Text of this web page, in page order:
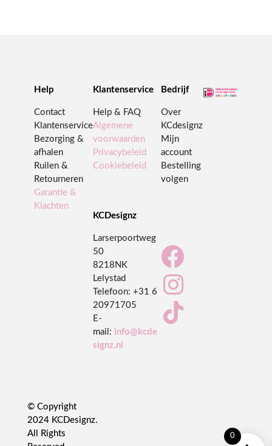
Help
Contact
Klantenservice
Bezorging &
afhalen
Ruilen &
Retourneren
Garantie &
Klachten
Klantenservice
Help & FAQ
Algemene
voorwaarden
Privacybeleid
Cookiebeleid
KCDesignz
Larserpoortweg
50
8218NK
Lelystad
Telefoon: +31 6
20971705
E-
mail: info@kcde
signz.nl
Bedrijf
Over
KCdesignz
Mijn
account
Bestelling
volgen



© Copyright
2024 KCDesignz.
All Rights
0